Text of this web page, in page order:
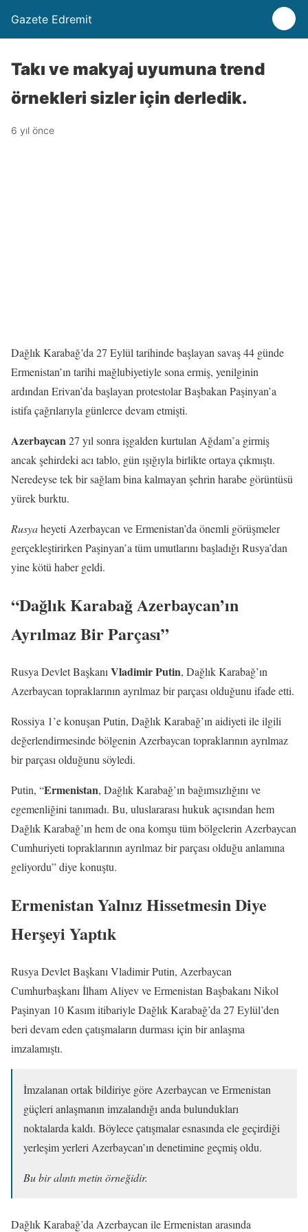
Gazete Edremit
Takı ve makyaj uyumuna trend
örnekleri sizler için derledik.
6 yıl önce
Dağlık Karabağ’da 27 Eylül tarihinde başlayan savaş 44 günde
Ermenistan’ın tarihi mağlubiyetiyle sona ermiş, yenilginin
ardından Erivan’da başlayan protestolar Başbakan Paşinyan’a
istifa çağrılarıyla günlerce devam etmişti.
Azerbaycan27 yıl sonra işgalden kurtulan Ağdam’a girmiş
ancak şehirdeki acı tablo, gün ışığıyla birlikte ortaya çıkmıştı.
Neredeyse tek bir sağlam bina kalmayan şehrin harabe görüntüsü
yürek burktu.
Rusyaheyeti Azerbaycan ve Ermenistan’da önemli görüşmeler
gerçekleştirirken Paşinyan’a tüm umutlarını başladığı Rusya’dan
yine kötü haber geldi.
“Dağlık Karabağ Azerbaycan’ın
Ayrılmaz Bir Parçası”
Rusya Devlet Başkanı Vladimir Putin, Dağlık Karabağ’ın
Azerbaycan topraklarının ayrılmaz bir parçası olduğunu ifade etti.
Rossiya 1’e konuşan Putin, Dağlık Karabağ’ın aidiyeti ile ilgili
değerlendirmesinde bölgenin Azerbaycan topraklarının ayrılmaz
bir parçası olduğunu söyledi.
Putin, “Ermenistan, Dağlık Karabağ’ın bağımsızlığını ve
egemenliğini tanımadı. Bu, uluslararası hukuk açısından hem
Dağlık Karabağ’ın hem de ona komşu tüm bölgelerin Azerbaycan
Cumhuriyeti topraklarının ayrılmaz bir parçası olduğu anlamına
geliyordu” diye konuştu.
Ermenistan Yalnız Hissetmesin Diye
Herşeyi Yaptık
Rusya Devlet Başkanı Vladimir Putin, Azerbaycan
Cumhurbaşkanı İlham Aliyev ve Ermenistan Başbakanı Nikol
Paşinyan 10 Kasım itibariyle Dağlık Karabağ’da 27 Eylül’den
beri devam eden çatışmaların durması için bir anlaşma
imzalamıştı.
İmzalanan ortak bildiriye göre Azerbaycan ve Ermenistan
güçleri anlaşmanın imzalandığı anda bulundukları
noktalarda kaldı. Böylece çatışmalar esnasında ele geçirdiği
yerleşim yerleri Azerbaycan’ın denetimine geçmiş oldu.
Bu bir alıntı metin örneğidir.
Dağlık Karabağ’da Azerbaycan ile Ermenistan arasında